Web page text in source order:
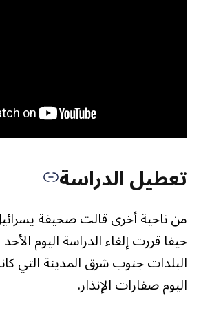
تعطيل الدراسة
من ناحية أخرى قالت صحيفة
حيفا قررت إلغاء الدراسة اليوم
البلدات جنوب شرق المدينة التي
اليوم صفارات الإنذار.